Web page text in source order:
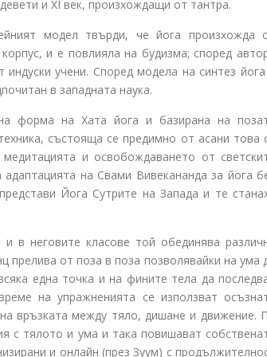
и XI век, произхождащи от тантра.
модел твърди, че йога произхожда
и е повлияла на будизма; според
учени. Според модела на синтез
в западната наука.
форма на Хата йога и базирана на
състояща се предимно от асани това
и освобождаването от
на Свами Вивекананда за йога
Йога Сутрите на Запада и те
неговите класове той обединява
прелива от поза в поза позволявайки на ума
една точка и на фините тела да
на упражненията се използват
връзката между тяло, дишане и движение.
с тялото и ума и така повишават
и онлайн (през Зуум) с